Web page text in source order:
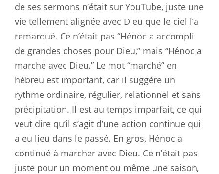
de ses sermons n’était sur YouTube, juste une
vie tellement alignée avec Dieu que le ciel l’a
remarqué. Ce n’était pas “Hénoc a accompli
de grandes choses pour Dieu,” mais “Hénoc a
marché avec Dieu.” Le mot “marché” en
hébreu est important, car il suggère un
rythme ordinaire, régulier, relationnel et sans
précipitation. Il est au temps imparfait, ce qui
veut dire qu’il s’agit d’une action continue qui
a eu lieu dans le passé. En gros, Hénoc a
continué à marcher avec Dieu. Ce n’était pas
juste pour un moment ou même une saison,